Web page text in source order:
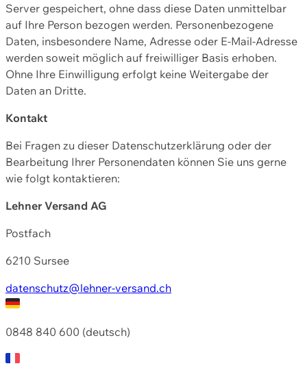
Server gespeichert, ohne dass diese Daten unmittelbar
auf Ihre Person bezogen werden. Personenbezogene
Daten, insbesondere Name, Adresse oder E-Mail-Adresse
werden soweit möglich auf freiwilliger Basis erhoben.
Ohne Ihre Einwilligung erfolgt keine Weitergabe der
Daten an Dritte.
Kontakt
Bei Fragen zu dieser Datenschutzerklärung oder der
Bearbeitung Ihrer Personendaten können Sie uns gerne
wie folgt kontaktieren:
Lehner Versand AG
Postfach
6210 Sursee
datenschutz@lehner-versand.ch
0848 840 600 (deutsch)